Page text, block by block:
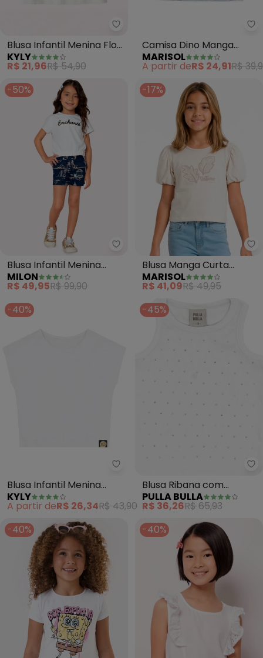
Kyly - Blusa Infantil Menina
Blusa Infantil Menina Flor
(Branco)
KYLY
R$ 21,96R$ 54,90
Camisa Dino Manga
Curta Infantil (Branco)
MARISOL
A partir deR$ 24,91R$
-50%
Milon - Blusa Infantil Menina
Blusa Infantil Menina
Lettering Milon (Branco)
MILON
R$ 49,95R$ 99,90
-17%
Blusa Manga Curta
(Branco)
MARISOL
R$ 41,09R$ 49,95
-40%
Kyly - Blusa Infantil Menina
Blusa Infantil Menina
Básica (Branco)
KYLY
A partir deR$ 26,34R$ 43,90
-45%
Blusa Ribana com
Elastano Leve (Branco)
PULLA BULLA
R$ 36,26R$ 65,93
-40%
-40%